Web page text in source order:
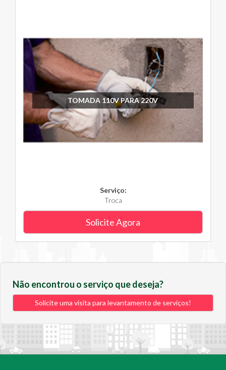
TOMADA 110V PARA 220V
Serviço:
Troca
Solicite Agora
Não encontrou o serviço que deseja?
Solicite uma visita para levantamento de serviços!